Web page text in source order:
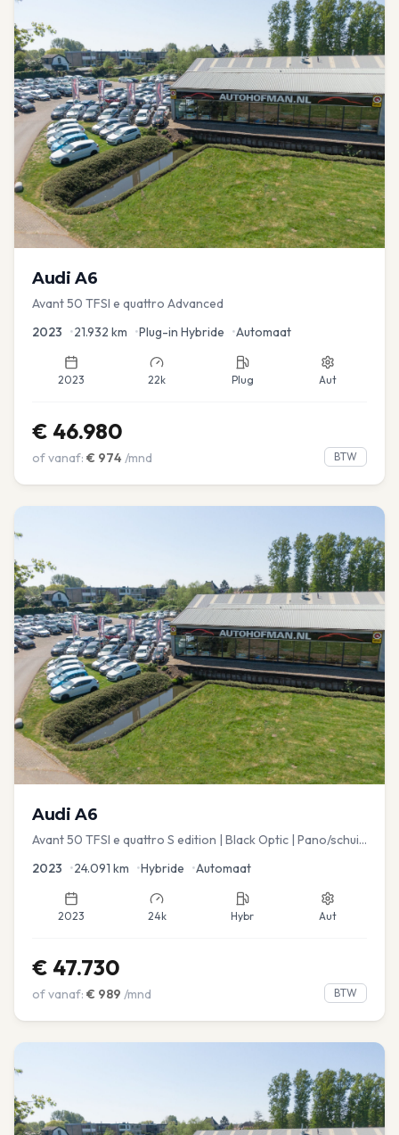
Audi A6
Avant 50 TFSI e quattro Advanced
2023 •21.932 km •Plug-in Hybride •Automaat
2023 22k Plug Aut
€ 46.980
of vanaf: € 974 /mnd BTW
Audi A6
Avant 50 TFSI e quattro S edition | Black Optic | Pano/schuif
2023 •24.091 km •Hybride •Automaat
2023 24k Hybr Aut
€ 47.730
of vanaf: € 989 /mnd BTW